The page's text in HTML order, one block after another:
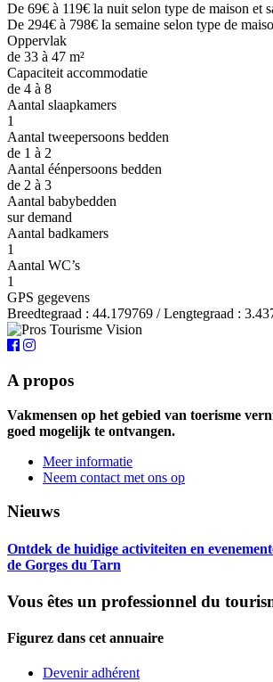
De 69€ à 119€ la nuit selon type de maison et
De 294€ à 798€ la semaine selon type de
Oppervlak
de 33 à 47 m²
Capaciteit accommodatie
de 4 à 8
Aantal slaapkamers
1
Aantal tweepersoons bedden
de 1 à 2
Aantal éénpersoons bedden
de 2 à 3
Aantal babybedden
sur demand
Aantal badkamers
1
Aantal WC’s
1
GPS gegevens
Breedtegraad : 44.179769 / Lengtegraad :
A propos
Vakmensen op het gebied van toerisme
goed mogelijk te ontvangen.
Meer informatie
Neem contact met ons op
Nieuws
Ontdek de huidige activiteiten en
de Gorges du Tarn
Vous êtes un professionnel du
Figurez dans cet annuaire
Devenir adhérent